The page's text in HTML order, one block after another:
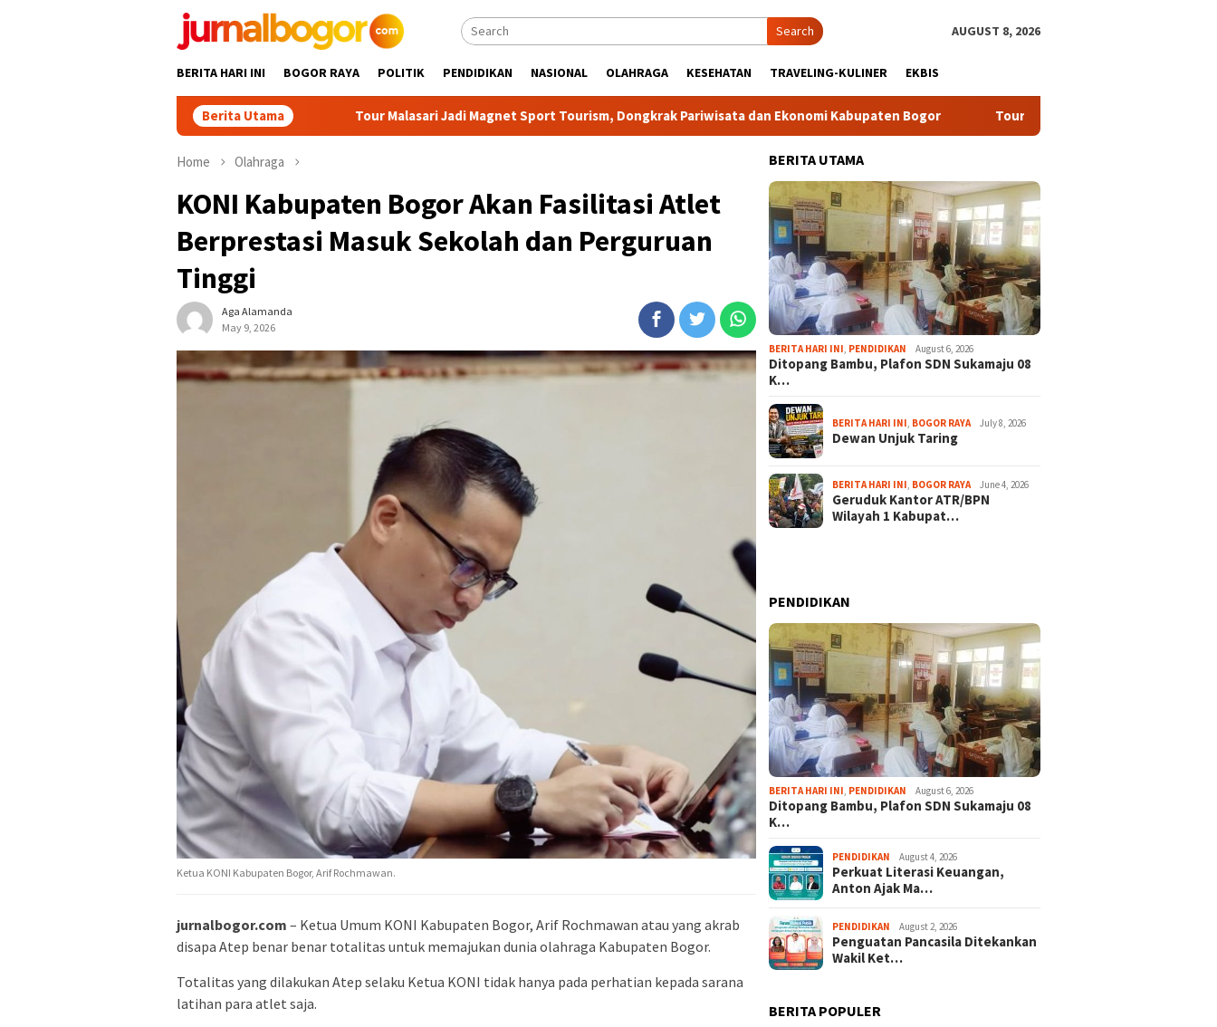
Search AUGUST 8, 2026
BERITA HARI INI BOGOR RAYA POLITIK PENDIDIKAN NASIONAL OLAHRAGA KESEHATAN TRAVELING-KULINER EKBIS
Berita UtamaTour Malasari Jadi Magnet Sport Tourism, Dongkrak Pariwisata dan Ekonomi Kabupaten Bogor Tour Malasari Halimun Salak Kian Diminati,
Home Olahraga
KONI Kabupaten Bogor Akan Fasilitasi Atlet
Berprestasi Masuk Sekolah dan Perguruan
Tinggi
Aga Alamanda
May 9, 2026
Ketua KONI Kabupaten Bogor, Arif Rochmawan.
jurnalbogor.com – Ketua Umum KONI Kabupaten Bogor, Arif Rochmawan atau yang akrab
disapa Atep benar benar totalitas untuk memajukan dunia olahraga Kabupaten Bogor.
Totalitas yang dilakukan Atep selaku Ketua KONI tidak hanya pada perhatian kepada sarana
latihan para atlet saja.
BERITA UTAMA
BERITA HARI INI PENDIDIKAN August 6, 2026
Ditopang Bambu, Plafon SDN Sukamaju 08
K…
BERITA HARI INI BOGOR RAYA July 8, 2026
Dewan Unjuk Taring
BERITA HARI INI BOGOR RAYA June 4, 2026
Geruduk Kantor ATR/BPN
Wilayah 1 Kabupat…
PENDIDIKAN
BERITA HARI INI PENDIDIKAN August 6, 2026
Ditopang Bambu, Plafon SDN Sukamaju 08
K…
PENDIDIKAN August 4, 2026
Perkuat Literasi Keuangan,
Anton Ajak Ma…
PENDIDIKAN August 2, 2026
Penguatan Pancasila Ditekankan
Wakil Ket…
BERITA POPULER